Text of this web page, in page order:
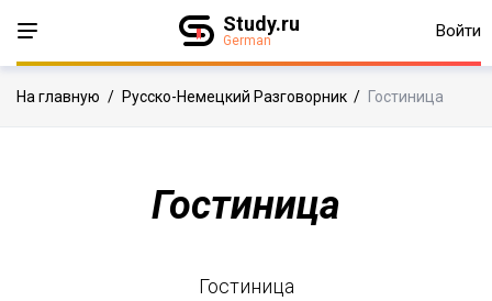
Study.ru
German Войти
На главную / Русско-Немецкий Разговорник / Гостиница
Гостиница
Гостиница